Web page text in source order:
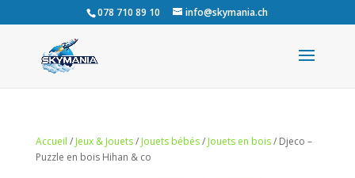
078 710 89 10 info@skymania.ch
Accueil / Jeux & Jouets/ Jouets bébés/ Jouets en bois/ Djeco –
Puzzle en bois Hihan & co